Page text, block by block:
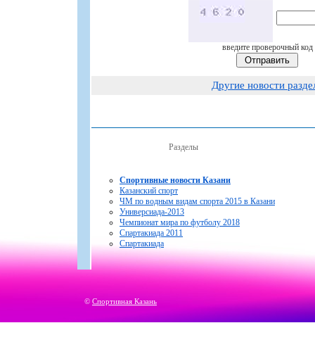
введите проверочный код
Другие новости
Разделы
Спортивные новости Казани
Казанский спорт
ЧМ по водным видам спорта 2015 в Казани
Универсиада-2013
Чемпионат мира по футболу 2018
Спартакиада 2011
Спартакиада
© Спортивная Казань